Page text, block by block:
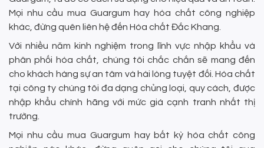
Mọi nhu cầu mua Guargum hay hóa chất công nghiệp
khác, đừng quên liên hệ đến Hóa chất Đắc Khang.
Với nhiều năm kinh nghiệm trong lĩnh vực nhập khẩu và
phân phối hóa chất, chúng tôi chắc chắn sẽ mang đến
cho khách hàng sự an tâm và hài lòng tuyệt đối. Hóa chất
tại công ty chúng tôi đa dạng chủng loại, quy cách, được
nhập khẩu chính hãng với mức giá cạnh tranh nhất thị
trường.
Mọi nhu cầu mua Guargum hay bất kỳ hóa chất công